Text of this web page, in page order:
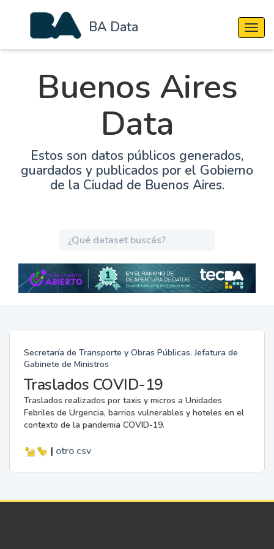
BA Data
Buenos Aires
Data
Estos son datos públicos generados,
guardados y publicados por el Gobierno
de la Ciudad de Buenos Aires.
Secretaría de Transporte y Obras Públicas. Jefatura de
Gabinete de Ministros
Traslados COVID-19
Traslados realizados por taxis y micros a Unidades
Febriles de Urgencia, barrios vulnerables y hoteles en el
contexto de la pandemia COVID-19.
| otro csv